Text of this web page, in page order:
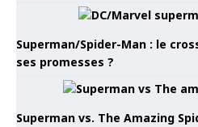
Superman/Spider-Man : le
ses promesses ?
Superman vs. The Amazing